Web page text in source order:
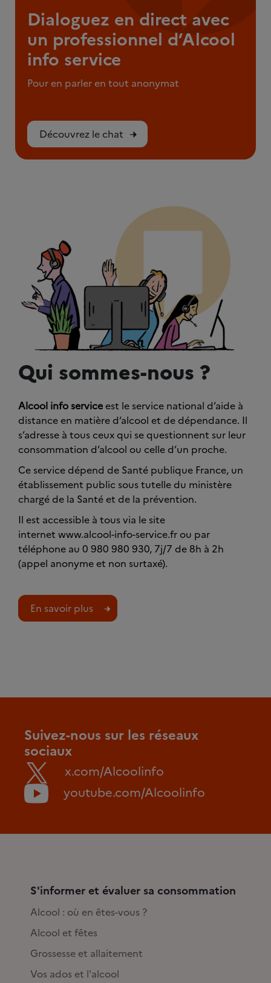
Dialoguez en direct avec
un professionnel d’Alcool
info service
Pour en parler en tout anonymat
Découvrez le chat
Qui sommes-nous ?
Alcool info service est le service national d’aide à
distance en matière d’alcool et de dépendance. Il
s’adresse à tous ceux qui se questionnent sur leur
consommation d’alcool ou celle d’un proche.
Ce service dépend de Santé publique France, un
établissement public sous tutelle du ministère
chargé de la Santé et de la prévention.
Il est accessible à tous via le site
internet www.alcool-info-service.fr ou par
téléphone au 0 980 980 930, 7j/7 de 8h à 2h
(appel anonyme et non surtaxé).
En savoir plus
Suivez-nous sur les réseaux
sociaux
x.com/Alcoolinfo
youtube.com/Alcoolinfo
S'informer et évaluer sa consommation
Alcool : où en êtes-vous ?
Alcool et fêtes
Grossesse et allaitement
Vos ados et l'alcool